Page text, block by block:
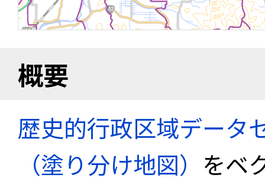
概要
歴史的行政区域データ
（塗り分け地図） をベ